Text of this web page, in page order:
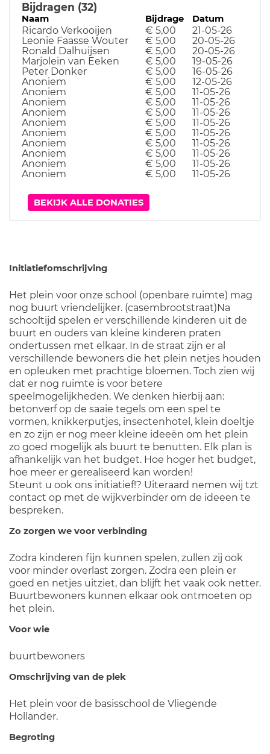
Bijdragen (32)
Naam Bijdrage Datum
Ricardo Verkooijen € 5,00
21-05-26
Leonie Faasse Wouter
€ 5,00
20-05-26
Ronald Dalhuijsen
€ 5,00
20-05-26
Marjolein van Eeken
€ 5,00
19-05-26
Peter Donker
€ 5,00
16-05-26
Anoniem
€ 5,00
12-05-26
Anoniem
€ 5,00
11-05-26
Anoniem
€ 5,00
11-05-26
Anoniem
€ 5,00
11-05-26
Anoniem
€ 5,00
11-05-26
Anoniem
€ 5,00
11-05-26
Anoniem
€ 5,00
11-05-26
Anoniem
€ 5,00
11-05-26
Anoniem
€ 5,00
11-05-26
Anoniem
€ 5,00 11-05-26
BEKIJK ALLE DONATIES
Initiatiefomschrijving
Het plein voor onze school (openbare ruimte) mag
nog buurt vriendelijker. (casembrootstraat)Na
schooltijd spelen er verschillende kinderen uit de
buurt en ouders van kleine kinderen praten
ondertussen met elkaar. In de straat zijn er al
verschillende bewoners die het plein netjes houden
en opleuken met prachtige bloemen. Toch zien wij
dat er nog ruimte is voor betere
speelmogelijkheden. We denken hierbij aan:
betonverf op de saaie tegels om een spel te
vormen, knikkerputjes, insectenhotel, klein doeltje
en zo zijn er nog meer kleine ideeën om het plein
zo goed mogelijk als buurt te benutten. Elk plan is
afhankelijk van het budget. Hoe hoger het budget,
hoe meer er gerealiseerd kan worden!
Steunt u ook ons initiatief!? Uiteraard nemen wij tzt
contact op met de wijkverbinder om de ideeen te
bespreken.
Zo zorgen we voor verbinding
Zodra kinderen fijn kunnen spelen, zullen zij ook
voor minder overlast zorgen. Zodra een plein er
goed en netjes uitziet, dan blijft het vaak ook netter.
Buurtbewoners kunnen elkaar ook ontmoeten op
het plein.
Voor wie
buurtbewoners
Omschrijving van de plek
Het plein voor de basisschool de Vliegende
Hollander.
Begroting